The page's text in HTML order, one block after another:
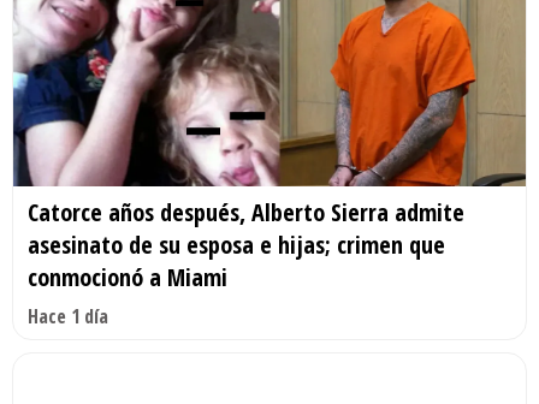
Catorce años después, Alberto Sierra admite
asesinato de su esposa e hijas; crimen que
conmocionó a Miami
Hace 1 día